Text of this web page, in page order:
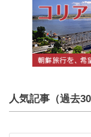
人気記事（過去30